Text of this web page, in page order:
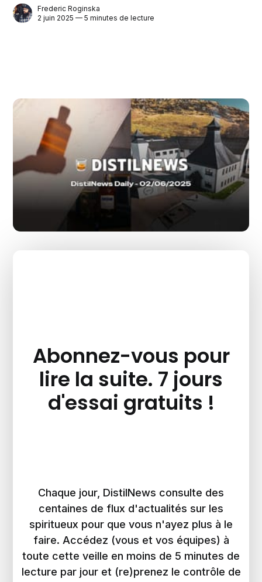
Frederic Roginska
2 juin 2025 — 5 minutes de lecture
Abonnez-vous pour
lire la suite. 7 jours
d'essai gratuits !
Chaque jour, DistilNews consulte des
centaines de flux d'actualités sur les
spiritueux pour que vous n'ayez plus à le
faire. Accédez (vous et vos équipes) à
toute cette veille en moins de 5 minutes de
lecture par jour et (re)prenez le contrôle de